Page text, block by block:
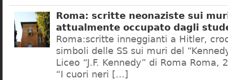
Roma: scritte neonaziste sui
attualmente occupato dagli
Roma:scritte inneggianti a Hitler,
simboli delle SS sui muri del
Liceo “J.F. Kennedy” di Roma Roma,
“I cuori neri […]